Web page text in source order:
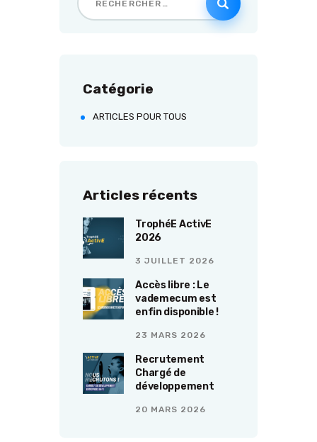
Catégorie
ARTICLES POUR TOUS
Articles récents
TrophéE ActivE
2026
3 JUILLET 2026
Accès libre : Le
vademecum est
enfin disponible !
23 MARS 2026
Recrutement
Chargé de
développement
20 MARS 2026